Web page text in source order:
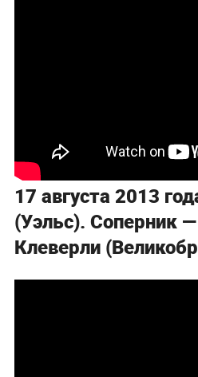
17 августа 2013
(Уэльс). Соперник
Клеверли